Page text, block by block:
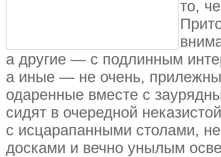
то,
а другие — с подлинным
а иные — не очень,
одаренные вместе с
сидят в очередной
с исцарапанными столами,
досками и вечно унылым